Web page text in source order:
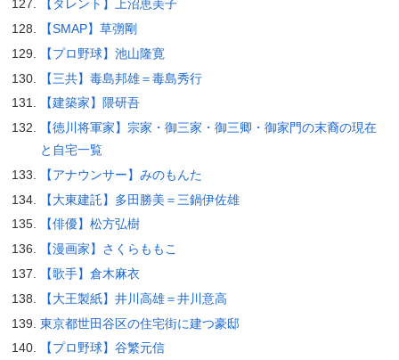
【タレント】上沼恵美子
【SMAP】草彅剛
【プロ野球】池山隆寛
【三共】毒島邦雄＝毒島秀行
【建築家】隈研吾
【徳川将軍家】宗家・御三家・御三卿・御家門の末裔の現在
と自宅一覧
【アナウンサー】みのもんた
【大東建託】多田勝美＝三鍋伊佐雄
【俳優】松方弘樹
【漫画家】さくらももこ
【歌手】倉木麻衣
【大王製紙】井川高雄＝井川意高
東京都世田谷区の住宅街に建つ豪邸
【プロ野球】谷繁元信